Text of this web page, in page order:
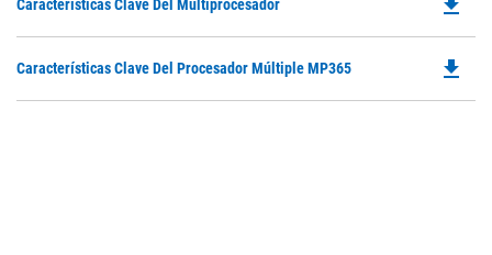
Características Clave Del Multiprocesador
a
Características Clave Del Procesador Múltiple MP365 file_download